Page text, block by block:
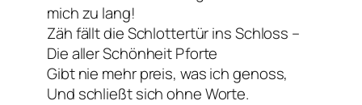
mich zu lang!
Zäh fällt die Schlottertür ins Schloss –
Die aller Schönheit Pforte
Gibt nie mehr preis, was ich genoss,
Und schließt sich ohne Worte.